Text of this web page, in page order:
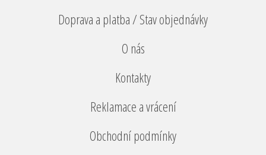
Doprava a platba / Stav objednávky
O nás
Kontakty
Reklamace a vrácení
Obchodní podmínky